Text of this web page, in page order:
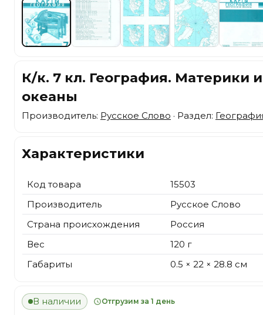
К/к. 7 кл. География. Материки и
океаны
Производитель: Русское Слово · Раздел:
Характеристики
Код товара
15503
Производитель
Русское Слово
Страна происхождения
Россия
Вес
120 г
Габариты
0.5 × 22 × 28.8 см
В наличии Отгрузим за 1 день